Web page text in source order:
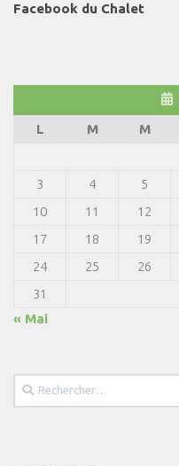
Facebook du Chalet
L
M M
3
4 5
10
11 12
17
18 19
24
25 26
31
« Mai
Rechercher :